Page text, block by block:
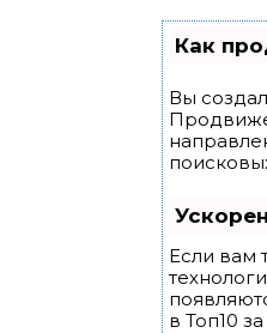
Как
Вы
Если вам
в Топ10
ПЕРВОГО